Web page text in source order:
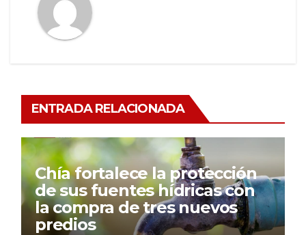
ENTRADA RELACIONADA
Chía fortalece la protección
de sus fuentes hídricas con
la compra de tres nuevos
predios